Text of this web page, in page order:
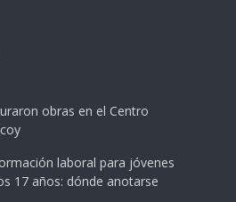
obras en el Centro
laboral para jóvenes
17 años: dónde anotarse